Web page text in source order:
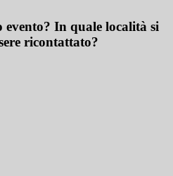
In quale località si
ricontattato?